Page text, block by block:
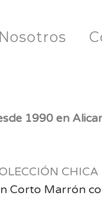
Nosotros
1990 en
CHICA
Corto Marrón